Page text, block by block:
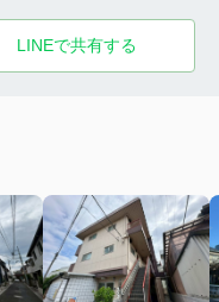
LINEで共有する